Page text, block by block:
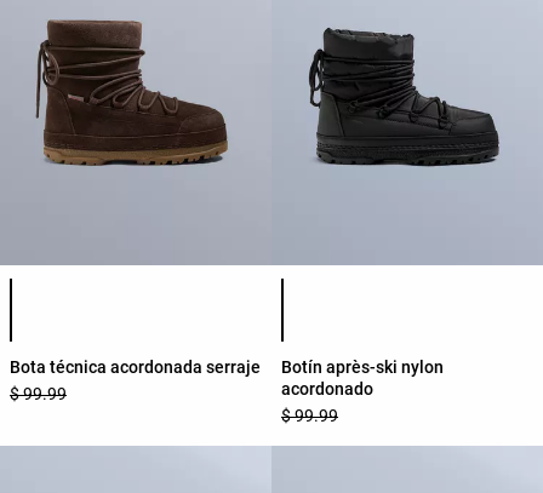
Bota técnica acordonada serraje
$ 99.99
Botín après-ski nylon
acordonado
$ 99.99